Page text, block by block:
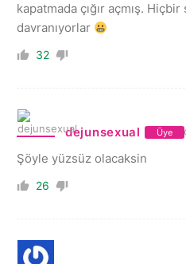
kapatmada çığır açmış.
davranıyorlar
32
dejunsexual Üye
Şöyle yüzsüz olacaksin
26